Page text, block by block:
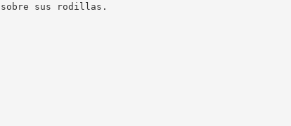
sobre sus rodillas.